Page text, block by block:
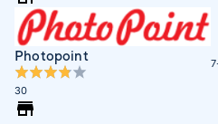
Photopoint
30